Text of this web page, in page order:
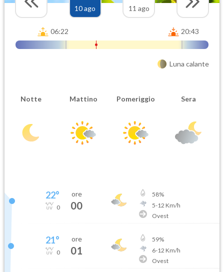
10 ago
11 ago
06:22 20:43
Luna calante
Notte Mattino Pomeriggio Sera
22°
0
ore
00
58%
5-12 Km/h
Ovest
21°
0
ore
01
59%
6-12 Km/h
Ovest